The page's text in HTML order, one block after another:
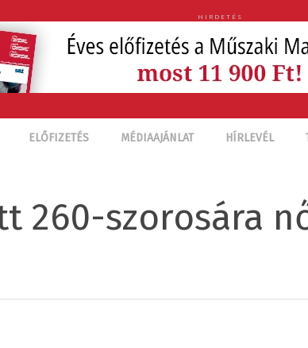
HIRDETÉS
ELŐFIZETÉS MÉDIAAJÁNLAT HÍRLEVÉL
260-szorosára